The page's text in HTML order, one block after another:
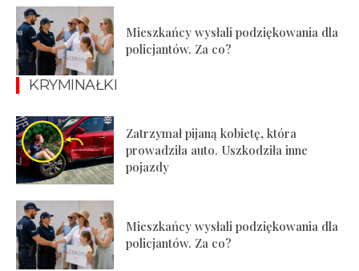
Mieszkańcy wysłali podziękowania dla
policjantów. Za co?
KRYMINAŁKI
Zatrzymał pijaną kobietę, która
prowadziła auto. Uszkodziła inne
pojazdy
Mieszkańcy wysłali podziękowania dla
policjantów. Za co?